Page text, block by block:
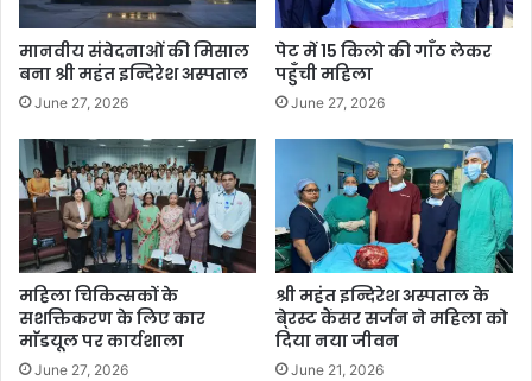
मानवीय संवेदनाओं की मिसाल
बना श्री महंत इन्दिरेश अस्पताल
June 27, 2026
पेट में 15 किलो की गाँठ लेकर
पहुँची महिला
June 27, 2026
महिला चिकित्सकों के
सशक्तिकरण के लिए कार
माॅडयूल पर कार्यशाला
June 27, 2026
श्री महंत इन्दिरेश अस्पताल के
बे्रस्ट कैंसर सर्जन ने महिला को
दिया नया जीवन
June 21, 2026